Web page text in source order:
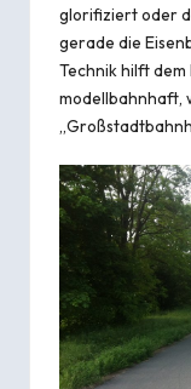
glorifiziert oder
gerade die
Technik hilft dem
modellbahnhaft,